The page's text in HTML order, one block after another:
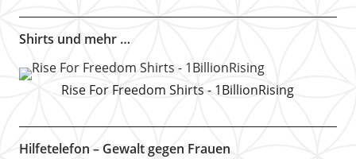
Shirts und mehr …
Rise For Freedom Shirts - 1BillionRising
Hilfetelefon – Gewalt gegen Frauen